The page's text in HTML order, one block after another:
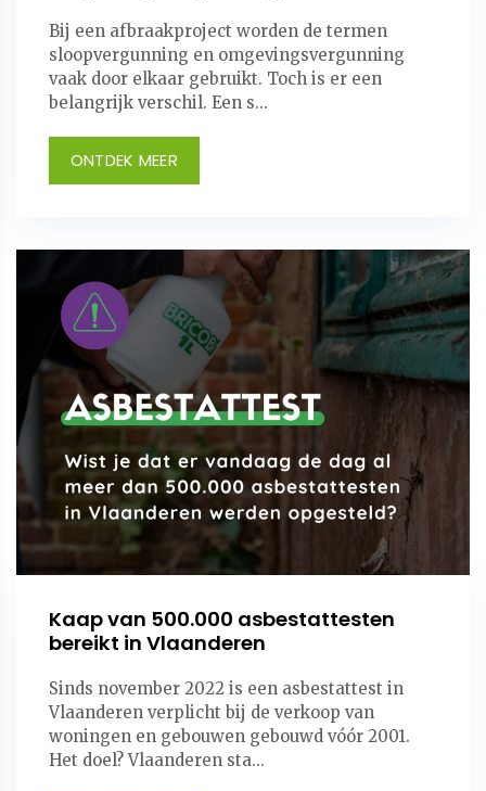
Bij een afbraakproject worden de termen
sloopvergunning en omgevingsvergunning
vaak door elkaar gebruikt. Toch is er een
belangrijk verschil. Een s...
ONTDEK MEER
Kaap van 500.000 asbestattesten
bereikt in Vlaanderen
Sinds november 2022 is een asbestattest in
Vlaanderen verplicht bij de verkoop van
woningen en gebouwen gebouwd vóór 2001.
Het doel? Vlaanderen sta...